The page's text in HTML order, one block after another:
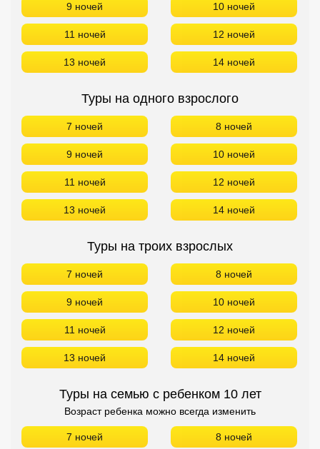
9 ночей 10 ночей
11 ночей 12 ночей
13 ночей 14 ночей
Туры на одного взрослого
7 ночей 8 ночей
9 ночей 10 ночей
11 ночей 12 ночей
13 ночей 14 ночей
Туры на троих взрослых
7 ночей 8 ночей
9 ночей 10 ночей
11 ночей 12 ночей
13 ночей 14 ночей
Туры на семью с ребенком 10 лет
Возраст ребенка можно всегда изменить
7 ночей 8 ночей